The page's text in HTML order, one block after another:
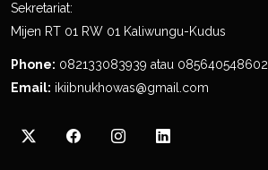
Sekretariat:
Mijen RT 01 RW 01 Kaliwungu-Kudus
Phone: 082133083939 atau 085640548602
Email: ikiibnukhowas@gmail.com